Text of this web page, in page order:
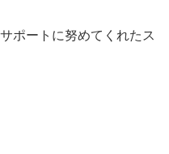
ポートに努めてくれたス